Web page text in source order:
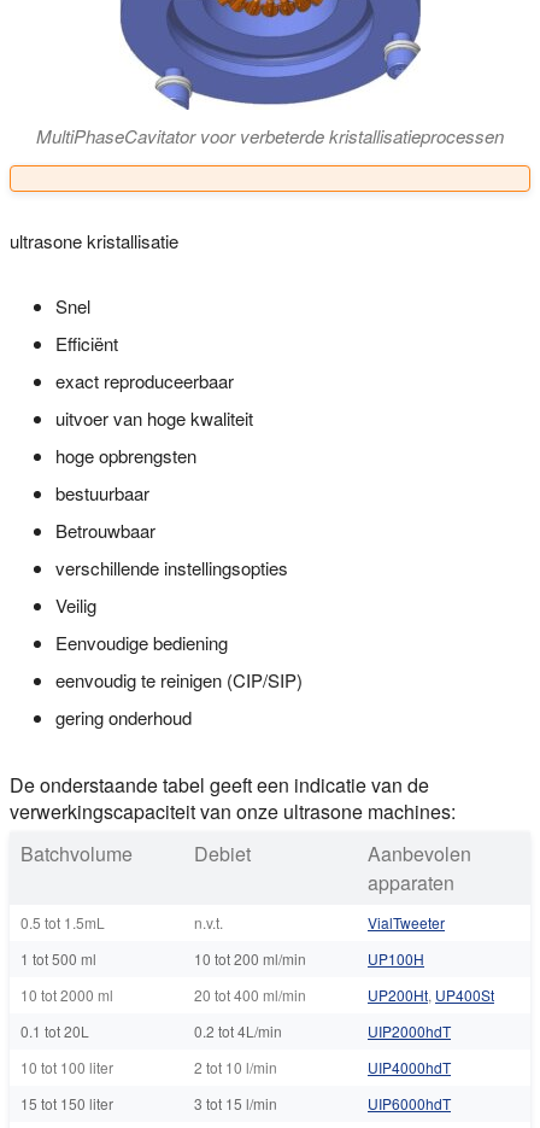
MultiPhaseCavitator voor verbeterde kristallisatieprocessen
ultrasone kristallisatie
Snel
Efficiënt
exact reproduceerbaar
uitvoer van hoge kwaliteit
hoge opbrengsten
bestuurbaar
Betrouwbaar
verschillende instellingsopties
Veilig
Eenvoudige bediening
eenvoudig te reinigen (CIP/SIP)
gering onderhoud
De onderstaande tabel geeft een indicatie van de
verwerkingscapaciteit van onze ultrasone machines:
Batchvolume
Debiet
Aanbevolen
apparaten
0.5 tot 1.5mL n.v.t.
VialTweeter
1 tot 500 ml
10 tot 200 ml/min
UP100H
10 tot 2000 ml
20 tot 400 ml/min UP200Ht, UP400St
0.1 tot 20L
0.2 tot 4L/min
UIP2000hdT
10 tot 100 liter
2 tot 10 l/min
UIP4000hdT
15 tot 150 liter
3 tot 15 l/min
UIP6000hdT